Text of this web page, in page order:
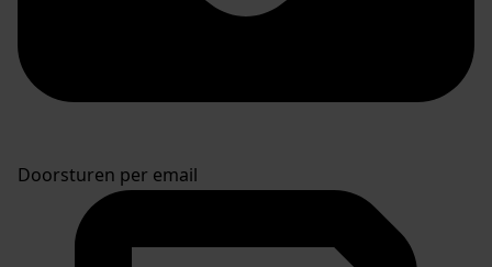
Doorsturen per email